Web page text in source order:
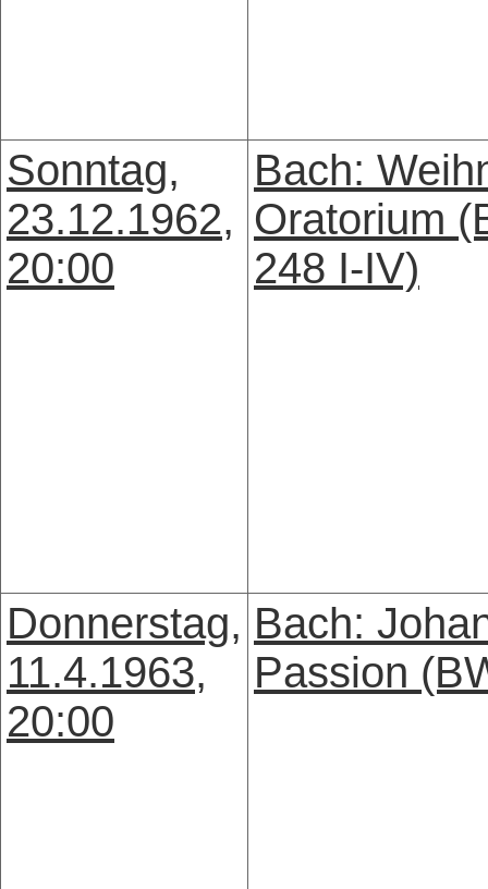
Sonntag,
23.12.1962,
20:00
Bach:
Oratorium
248 I-IV)
Donnerstag,
11.4.1963,
20:00
Bach:
Passion